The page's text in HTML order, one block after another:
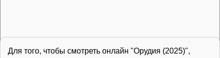
Для того, чтобы смотреть онлайн "Орудия (2025)",